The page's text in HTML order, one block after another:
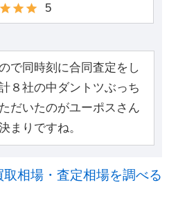
5
で同時刻に合同査定をし
８社の中ダントツぶっち
だいたのがユーポスさん
まりですね。
相場・査定相場を調べる